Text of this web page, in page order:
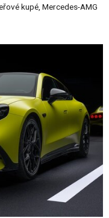
kupé, Mercedes-AMG